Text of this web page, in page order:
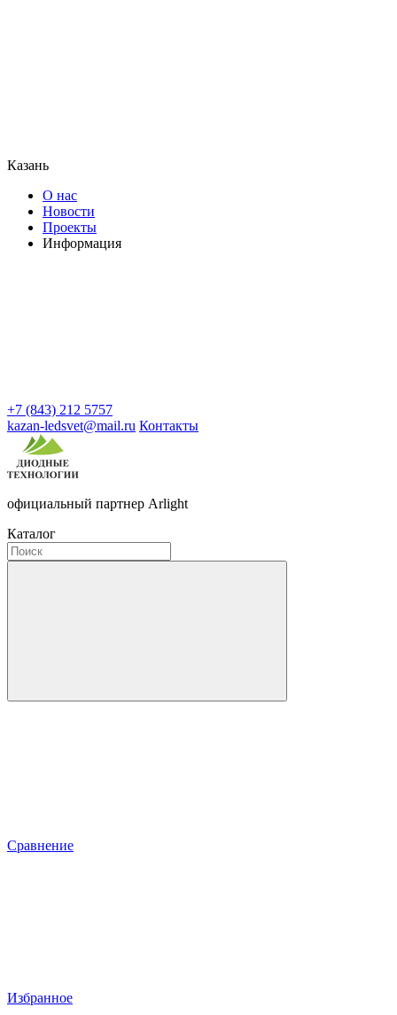
Казань
О нас
Новости
Проекты
Информация
+7 (843) 212 5757
kazan-ledsvet@mail.ru Контакты
официальный партнер Arlight
Каталог
Сравнение
Избранное